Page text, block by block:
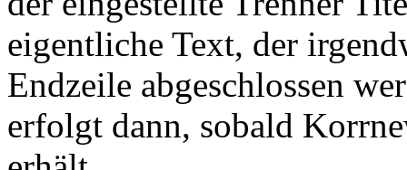
eigentliche Text, der
Endzeile abgeschlossen
erfolgt dann, sobald